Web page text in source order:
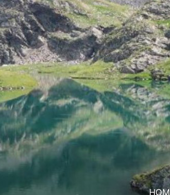
Impressum / Kontakt